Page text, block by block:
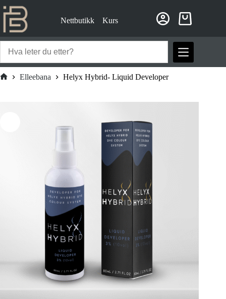
til
innholdet
Nettbutikk Kurs Handlekurv
Elleebana Helyx Hybrid- Liquid Developer